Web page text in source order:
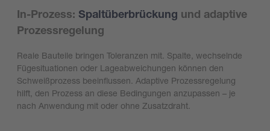
In-Prozess: Spaltüberbrückung und adaptive
Prozessregelung
Reale Bauteile bringen Toleranzen mit. Spalte, wechselnde
Fügesituationen oder Lageabweichungen können den
Schweißprozess beeinflussen. Adaptive Prozessregelung
hilft, den Prozess an diese Bedingungen anzupassen – je
nach Anwendung mit oder ohne Zusatzdraht.